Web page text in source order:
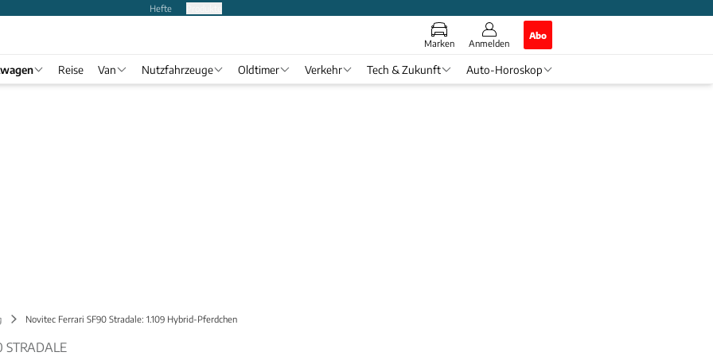
Hefte
Marken Anmelden
Abo
Reise Van Nutzfahrzeuge Oldtimer Verkehr Tech & Zukunft Auto-Horoskop
Novitec Ferrari SF90 Stradale: 1.109 Hybrid-Pferdchen
STRADALE